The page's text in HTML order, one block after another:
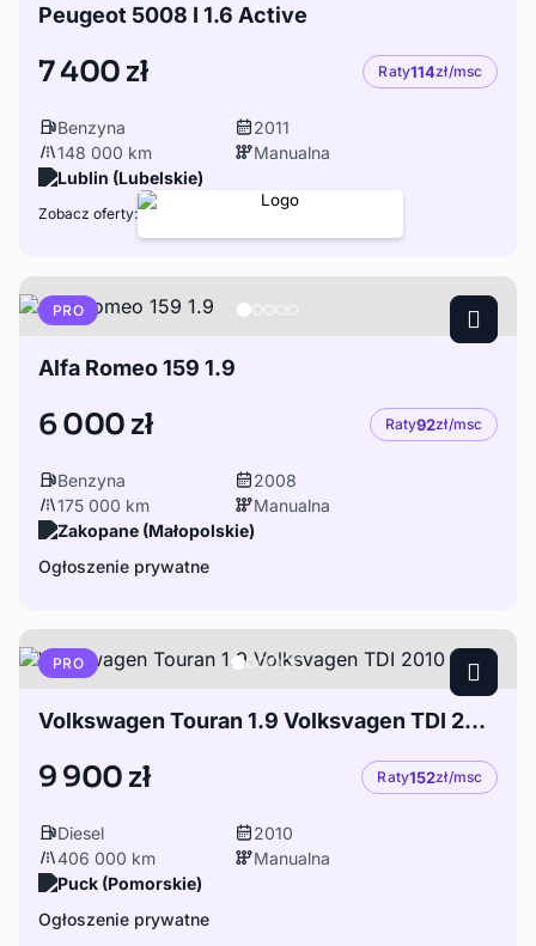
Peugeot 5008 I 1.6 Active
7 400 zł Raty114zł/msc
Benzyna
2011
148 000 km
Manualna
Lublin (Lubelskie)
Zobacz oferty:
PRO
Alfa Romeo 159 1.9
6 000 zł Raty92zł/msc
Benzyna
2008
175 000 km
Manualna
Zakopane (Małopolskie)
Ogłoszenie prywatne
PRO
Volkswagen Touran 1.9 Volksvagen TDI 2010
9 900 zł Raty152zł/msc
Diesel
2010
406 000 km
Manualna
Puck (Pomorskie)
Ogłoszenie prywatne